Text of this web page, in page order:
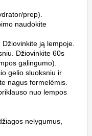
prep).
naudokite
ją lempoje.
Džiovinkite 60s
galingumo).
gelio sluoksniu ir
nagus formelėmis.
nuo lempos
nelygumus,